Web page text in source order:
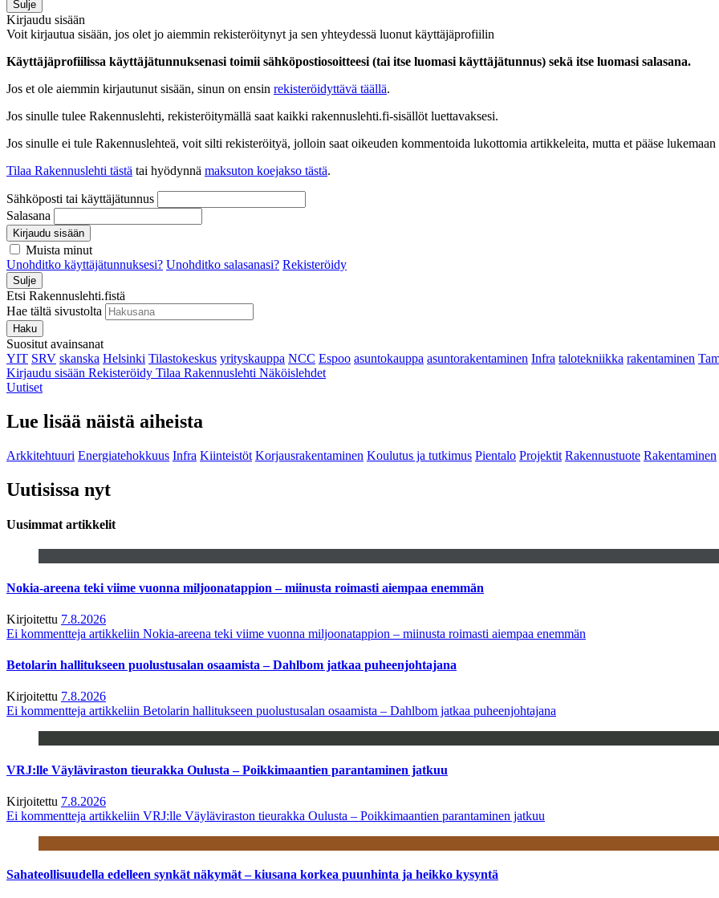
Sulje
Kirjaudu sisään
Voit kirjautua sisään, jos olet jo aiemmin rekisteröitynyt ja sen yhteydessä luonut käyttäjäprofiilin
Käyttäjäprofiilissa käyttäjätunnuksenasi toimii sähköpostiosoitteesi (tai itse luomasi käyttäjätunnus) sekä itse luomasi salasana.
Jos et ole aiemmin kirjautunut sisään, sinun on ensin rekisteröidyttävä täällä.
Jos sinulle tulee Rakennuslehti, rekisteröitymällä saat kaikki rakennuslehti.fi-sisällöt luettavaksesi.
Jos sinulle ei tule Rakennuslehteä, voit silti rekisteröityä, jolloin saat oikeuden kommentoida lukottomia artikkeleita, mutta et pääse
Tilaa Rakennuslehti tästä tai hyödynnä maksuton koejakso tästä.
Sähköposti tai käyttäjätunnus
Salasana
Kirjaudu sisään
Muista minut
Unohditko käyttäjätunnuksesi? Unohditko salasanasi? Rekisteröidy
Sulje
Etsi Rakennuslehti.fistä
Hae tältä sivustolta
Haku
Suositut avainsanat
YIT SRV skanska Helsinki Tilastokeskus yrityskauppa NCC Espoo asuntokauppa asuntorakentaminen Infra talotekniikka rakentaminen
Kirjaudu sisään Rekisteröidy Tilaa Rakennuslehti Näköislehdet
Uutiset
Lue lisää näistä aiheista
Arkkitehtuuri Energiatehokkuus Infra Kiinteistöt Korjausrakentaminen Koulutus ja tutkimus Pientalo Projektit Rakennustuote Rakentaminen
Uutisissa nyt
Uusimmat artikkelit
Nokia-areena teki viime vuonna miljoonatappion – miinusta roimasti aiempaa enemmän
Kirjoitettu 7.8.2026
Ei kommentteja artikkeliin Nokia-areena teki viime vuonna miljoonatappion – miinusta roimasti aiempaa enemmän
Betolarin hallitukseen puolustusalan osaamista – Dahlbom jatkaa puheenjohtajana
Kirjoitettu 7.8.2026
Ei kommentteja artikkeliin Betolarin hallitukseen puolustusalan osaamista – Dahlbom jatkaa puheenjohtajana
VRJ:lle Väyläviraston tieurakka Oulusta – Poikkimaantien parantaminen jatkuu
Kirjoitettu 7.8.2026
Ei kommentteja artikkeliin VRJ:lle Väyläviraston tieurakka Oulusta – Poikkimaantien parantaminen jatkuu
Sahateollisuudella edelleen synkät näkymät – kiusana korkea puunhinta ja heikko kysyntä